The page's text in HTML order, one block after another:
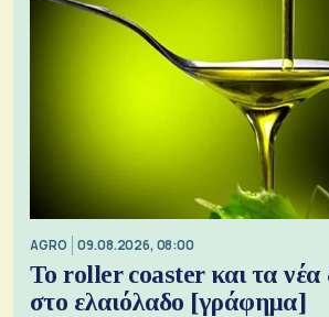
AGRO 09.08.2026, 08:00
Το roller coaster και τα νέα
στο ελαιόλαδο [γράφημα]